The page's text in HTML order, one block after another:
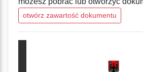
otwórz zawartość dokumentu